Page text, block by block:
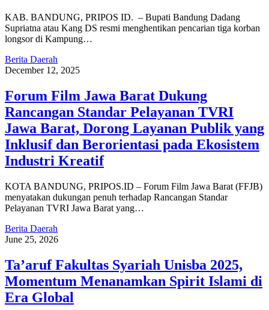
KAB. BANDUNG, PRIPOS ID. – Bupati Bandung Dadang
Supriatna atau Kang DS resmi menghentikan pencarian tiga korban
longsor di Kampung…
Berita Daerah
December 12, 2025
Forum Film Jawa Barat Dukung
Rancangan Standar Pelayanan TVRI
Jawa Barat, Dorong Layanan Publik yang
Inklusif dan Berorientasi pada Ekosistem
Industri Kreatif
KOTA BANDUNG, PRIPOS.ID – Forum Film Jawa Barat (FFJB)
menyatakan dukungan penuh terhadap Rancangan Standar
Pelayanan TVRI Jawa Barat yang…
Berita Daerah
June 25, 2026
Ta’aruf Fakultas Syariah Unisba 2025,
Momentum Menanamkan Spirit Islami di
Era Global